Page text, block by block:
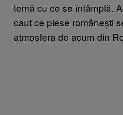
temă cu ce se întâmplă.
caut ce piese românești
atmosfera de acum din